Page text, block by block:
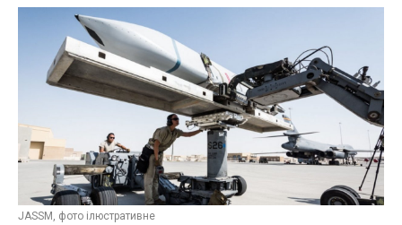
JASSM, фото ілюстративне